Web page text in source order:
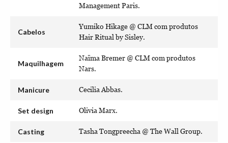
Management Paris.
Cabelos
Yumiko Hikage @ CLM com produtos
Hair Ritual by Sisley.
Maquilhagem
Naïma Bremer @ CLM com produtos
Nars.
Manicure Cecilia Abbas.
Set design Olivia Marx.
Casting Tasha Tongpreecha @ The Wall Group.